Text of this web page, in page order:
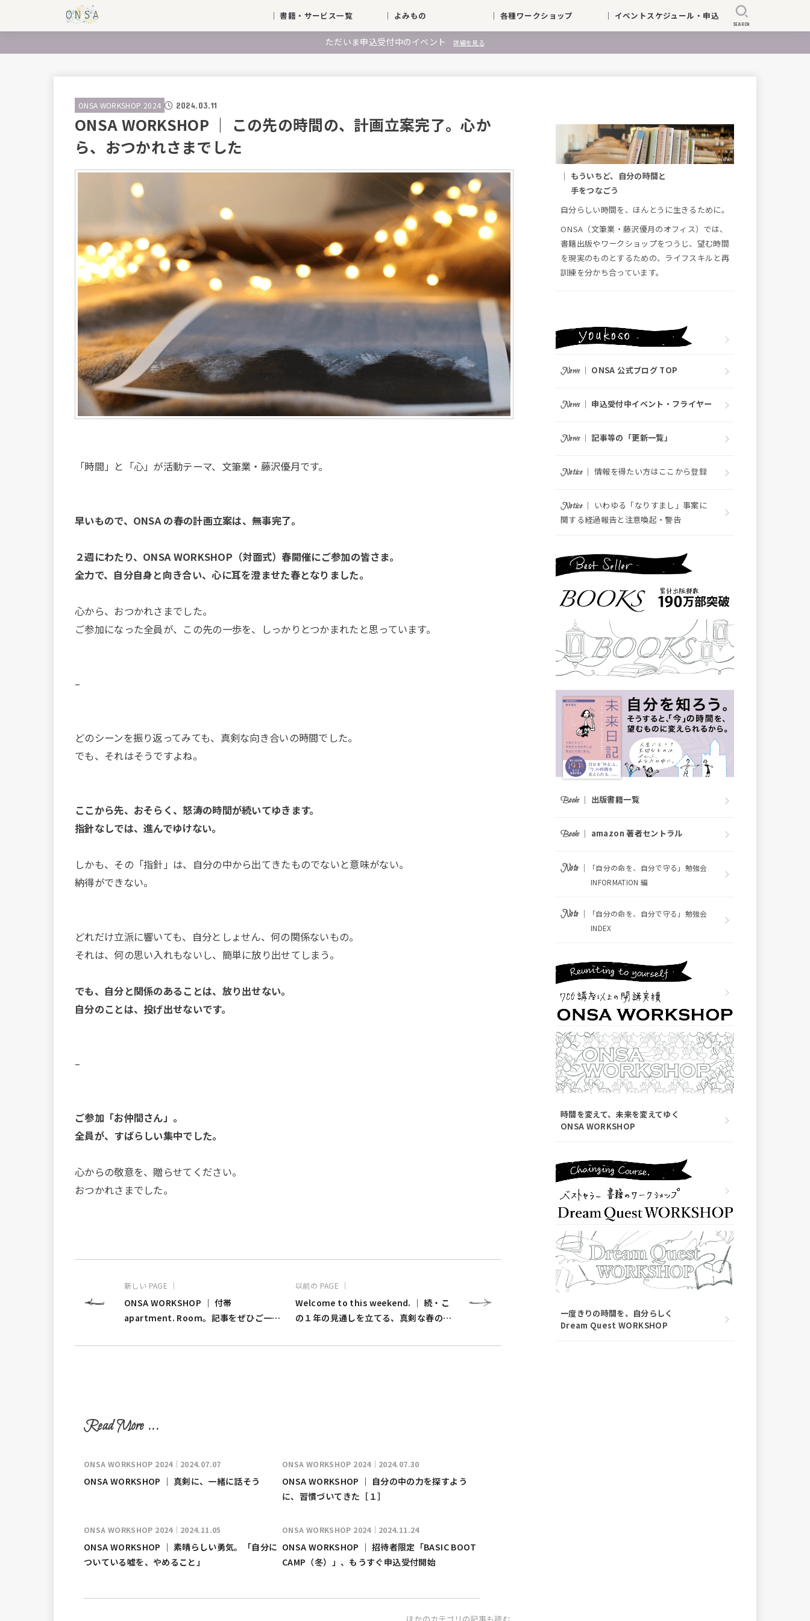
｜ 書籍・サービス一覧 ｜ よみもの ｜ 各種ワークショップ ｜ イベントスケジュール・申込
SEARCH
ただいま申込受付中のイベント 詳細を見る
ONSA WORKSHOP 2024 2024.03.11
ONSA WORKSHOP ｜ この先の時間の、計画立案完了。心か
ら、おつかれさまでした
「時間」と「心」が活動テーマ、文筆業・藤沢優月です。
早いもので、ONSA の春の計画立案は、無事完了。
２週にわたり、ONSA WORKSHOP（対面式）春開催にご参加の皆さま。
全力で、自分自身と向き合い、心に耳を澄ませた春となりました。
心から、おつかれさまでした。
ご参加になった全員が、この先の一歩を、しっかりとつかまれたと思っています。
–
どのシーンを振り返ってみても、真剣な向き合いの時間でした。
でも、それはそうですよね。
ここから先、おそらく、怒涛の時間が続いてゆきます。
指針なしでは、進んでゆけない。
しかも、その「指針」は、自分の中から出てきたものでないと意味がない。
納得ができない。
どれだけ立派に響いても、自分としょせん、何の関係ないもの。
それは、何の思い入れもないし、簡単に放り出せてしまう。
でも、自分と関係のあることは、放り出せない。
自分のことは、投げ出せないです。
–
ご参加「お仲間さん」。
全員が、すばらしい集中でした。
心からの敬意を、贈らせてください。
おつかれさまでした。
新しい PAGE ｜
ONSA WORKSHOP ｜ 付帯
apartment. Room。記事をぜひご一読
以前の PAGE ｜
Welcome to this weekend. ｜ 続・こ
の１年の見通しを立てる、真剣な春の集
ONSA WORKSHOP 2024｜2024.07.07
ONSA WORKSHOP ｜ 真剣に、一緒に話そう
ONSA WORKSHOP 2024｜2024.07.30
ONSA WORKSHOP ｜ 自分の中の力を探すよう
に、習慣づいてきた［１］
ONSA WORKSHOP 2024｜2024.11.05
ONSA WORKSHOP ｜ 素晴らしい勇気。「自分に
ついている嘘を、やめること」
ONSA WORKSHOP 2024｜2024.11.24
ONSA WORKSHOP ｜ 招待者限定「BASIC BOOT
CAMP（冬）」、もうすぐ申込受付開始
ほかのカテゴリの記事も読む
｜ もういちど、自分の時間と
手をつなごう
自分らしい時間を、ほんとうに生きるために。
ONSA（文筆業・藤沢優月のオフィス）では、
書籍出版やワークショップをつうじ、望む時間
を現実のものとするための、ライフスキルと再
訓練を分かち合っています。
News ｜ ONSA 公式ブログ TOP
News ｜ 申込受付中イベント・フライヤー
News ｜記事等の「更新一覧」
Notice｜ 情報を得たい方はここから登録
Notice｜ いわゆる「なりすまし」事案に
関する経過報告と注意喚起・警告
Books｜ 出版書籍一覧
Books｜ amazon 著者セントラル
Note｜
「自分の命を、自分で守る」勉強会
INFORMATION 編
Note｜
「自分の命を、自分で守る」勉強会
INDEX
時間を変えて、未来を変えてゆく
ONSA WORKSHOP
一度きりの時間を、自分らしく
Dream Quest WORKSHOP